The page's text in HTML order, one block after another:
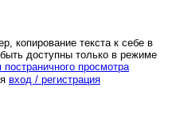
копирование текста к себе в
доступны только в режиме
вход / регистрация